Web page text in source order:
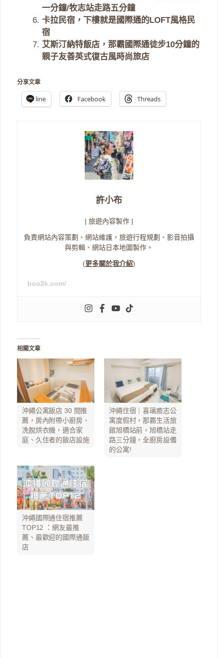
一分鐘/牧志站走路五分鐘
卡拉民宿，下樓就是國際通的LOFT風格民
宿
艾斯汀納特飯店，那霸國際通徒步10分鐘的
親子友善英式復古風時尚旅店
分享文章
line Facebook Threads
許小布
| 旅遊內容製作 |
負責網站內容策劃、網站維護，旅遊行程規劃、影音拍攝
與剪輯、網站日本地圖製作。
(更多關於我介紹)
boo2k.com/
相關文章
沖繩公寓飯店 30 間推
薦，房內附帶小廚房、
洗脫烘衣機，適合家
庭、久住者的飯店設施
沖繩住宿｜喜璃癒志公
寓度假村，那霸生活旅
館旭橋站前，旭橋站走
路三分鐘，全廚房設備
的公寓!
沖繩國際通住宿推薦
TOP12 ：網友最推
薦、最歡迎的國際通飯
店